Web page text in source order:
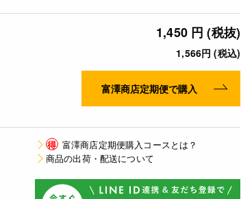
1,450 円 (税抜)
1,566円 (税込)
富澤商店定期便で購入
得 富澤商店定期便購入コースとは？
商品の出荷・配送について